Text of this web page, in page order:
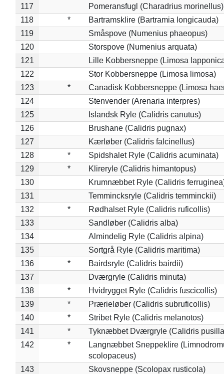
117
Pomeransfugl (Charadrius morinellus)
118
*
Bartramsklire (Bartramia longicauda)
119
Småspove (Numenius phaeopus)
120
Storspove (Numenius arquata)
121
Lille Kobbersneppe (Limosa
122
Stor Kobbersneppe (Limosa limosa)
123
*
Canadisk Kobbersneppe (Limosa
124
Stenvender (Arenaria interpres)
125
Islandsk Ryle (Calidris canutus)
126
Brushane (Calidris pugnax)
127
Kærløber (Calidris falcinellus)
128
*
Spidshalet Ryle (Calidris acuminata)
129
*
Klireryle (Calidris himantopus)
130
Krumnæbbet Ryle (Calidris
131
Temmincksryle (Calidris temminckii)
132
*
Rødhalset Ryle (Calidris ruficollis)
133
Sandløber (Calidris alba)
134
Almindelig Ryle (Calidris alpina)
135
Sortgrå Ryle (Calidris maritima)
136
*
Bairdsryle (Calidris bairdii)
137
Dværgryle (Calidris minuta)
138
*
Hvidrygget Ryle (Calidris fuscicollis)
139
*
Prærieløber (Calidris subruficollis)
140
*
Stribet Ryle (Calidris melanotos)
141
*
Tyknæbbet Dværgryle (Calidris
142
*
Langnæbbet Sneppeklire
scolopaceus)
143
Skovsneppe (Scolopax rusticola)